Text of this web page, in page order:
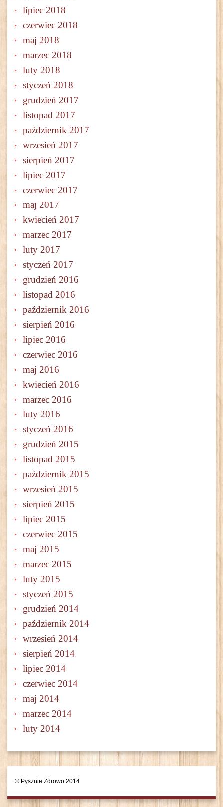
lipiec 2018
czerwiec 2018
maj 2018
marzec 2018
luty 2018
styczeń 2018
grudzień 2017
listopad 2017
październik 2017
wrzesień 2017
sierpień 2017
lipiec 2017
czerwiec 2017
maj 2017
kwiecień 2017
marzec 2017
luty 2017
styczeń 2017
grudzień 2016
listopad 2016
październik 2016
sierpień 2016
lipiec 2016
czerwiec 2016
maj 2016
kwiecień 2016
marzec 2016
luty 2016
styczeń 2016
grudzień 2015
listopad 2015
październik 2015
wrzesień 2015
sierpień 2015
lipiec 2015
czerwiec 2015
maj 2015
marzec 2015
luty 2015
styczeń 2015
grudzień 2014
październik 2014
wrzesień 2014
sierpień 2014
lipiec 2014
czerwiec 2014
maj 2014
marzec 2014
luty 2014
© Pysznie Zdrowo 2014